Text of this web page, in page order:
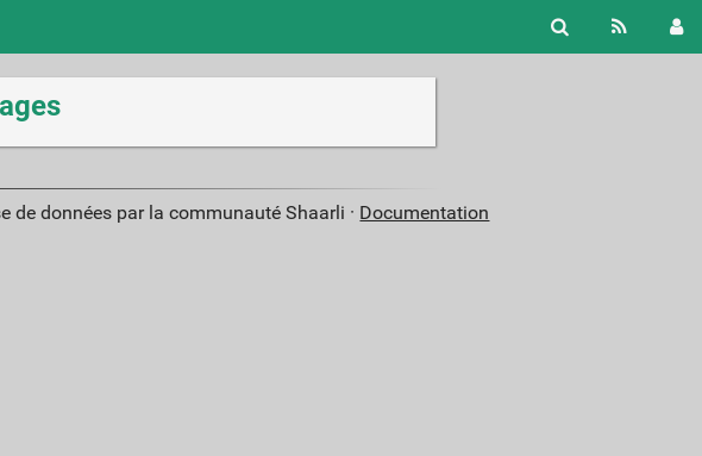
de données par la communauté Shaarli · Documentation